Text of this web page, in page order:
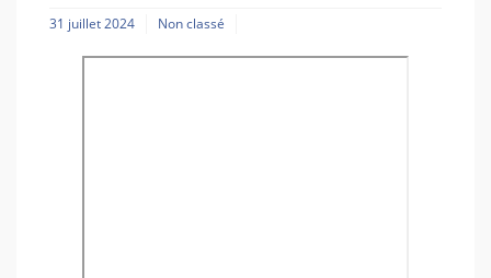
31 juillet 2024 Non classé